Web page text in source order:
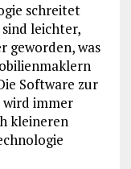
schreitet
leichter,
geworden, was
Software zur
immer
kleineren